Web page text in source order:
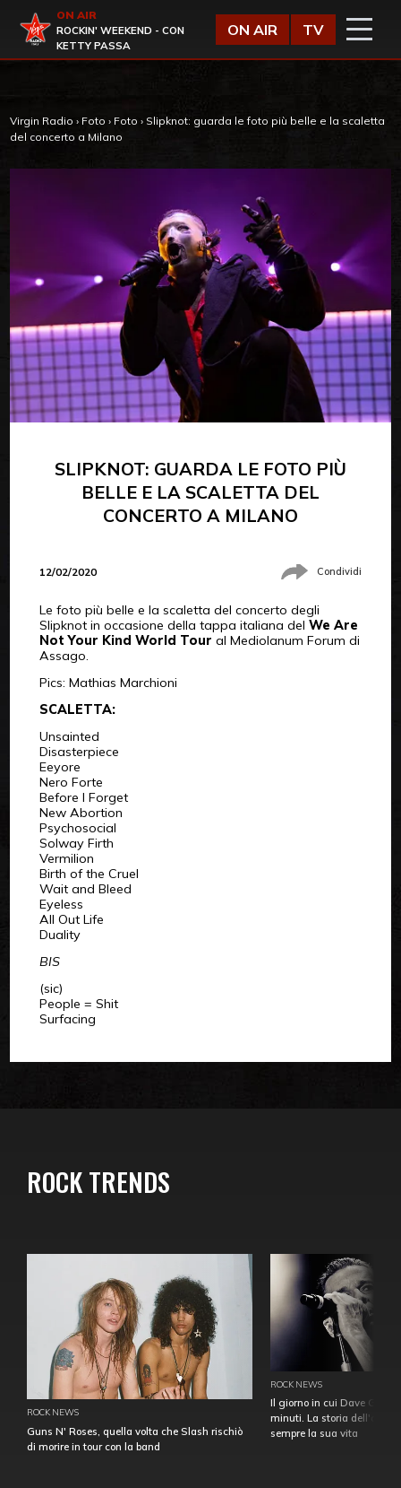
Virgin Radio
ON AIR
ROCKIN' WEEKEND - CON
KETTY PASSA
ON AIR TV
Virgin Radio › Foto › Foto › Slipknot: guarda le foto più belle e la scaletta
del concerto a Milano
SLIPKNOT: GUARDA LE FOTO PIÙ
BELLE E LA SCALETTA DEL
CONCERTO A MILANO
12/02/2020 Condividi
Le foto più belle e la scaletta del concerto degli
Slipknot in occasione della tappa italiana del We Are
Not Your Kind World Tour al Mediolanum Forum di
Assago.
Pics: Mathias Marchioni
SCALETTA:
Unsainted
Disasterpiece
Eeyore
Nero Forte
Before I Forget
New Abortion
Psychosocial
Solway Firth
Vermilion
Birth of the Cruel
Wait and Bleed
Eyeless
All Out Life
Duality
BIS
(sic)
People = Shit
Surfacing
ROCK TRENDS
ROCK NEWS
Guns N' Roses, quella volta che Slash rischiò
di morire in tour con la band
ROCK NEWS
Il giorno in cui Dave
minuti. La storia
sempre la sua vita